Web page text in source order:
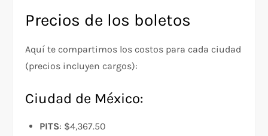
Precios de los boletos
Aquí te compartimos los costos para cada ciudad
(precios incluyen cargos):
Ciudad de México:
PITS: $4,367.50